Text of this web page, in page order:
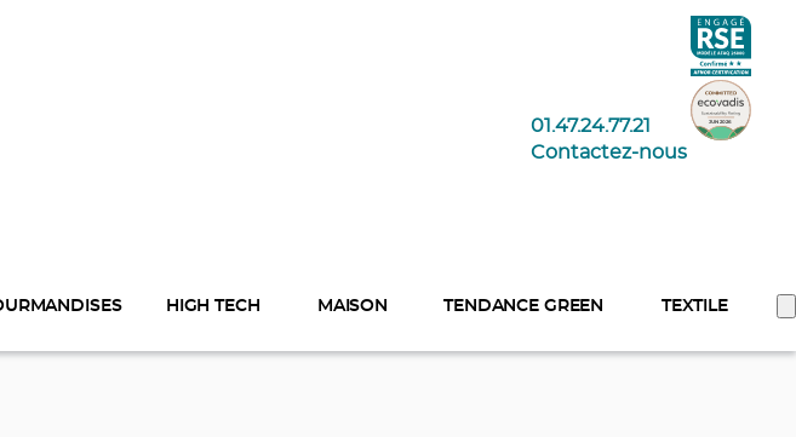
01.47.24.77.21
Contactez-nous
HIGH TECH MAISON TENDANCE GREEN TEXTILE